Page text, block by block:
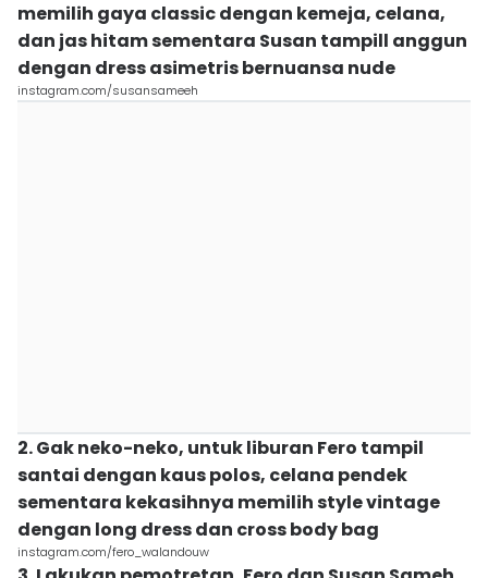
memilih gaya classic dengan kemeja, celana,
dan jas hitam sementara Susan tampill anggun
dengan dress asimetris bernuansa nude
instagram.com/susansameeh
2. Gak neko-neko, untuk liburan Fero tampil
santai dengan kaus polos, celana pendek
sementara kekasihnya memilih style vintage
dengan long dress dan cross body bag
instagram.com/fero_walandouw